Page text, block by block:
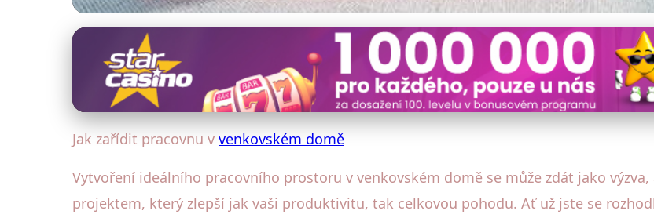
Venkovský dům: Interiérový design
Jak Útulně a Efektivně Zařídit Pracovnu
23. 1. 2026· 5 min čtení · Autor: Eva Šimková
Jak zařídit pracovnu v venkovském domě
Vytvoření ideálního pracovního prostoru v venkovském domě se může zdát jako
projektem, který zlepší jak vaši produktivitu, tak celkovou pohodu. Ať už jste se